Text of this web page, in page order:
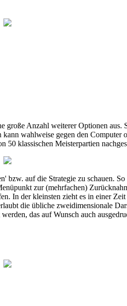
Anzahl weiterer Optionen aus.
wahlweise gegen den Computer
50 klassischen Meisterpartien
auf die Strategie zu schauen.
zur (mehrfachen)
In der kleinsten zieht es in einer
die übliche zweidimensionale
das auf Wunsch auch